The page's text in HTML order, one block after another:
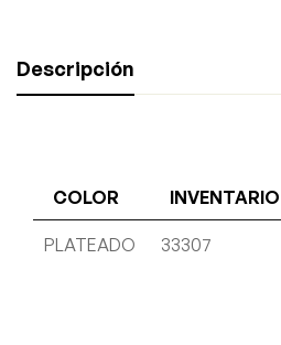
Descripción
COLOR INVENTARIO
PLATEADO 33307